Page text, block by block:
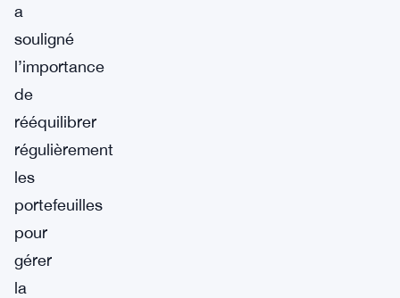
a
souligné
l’importance
de
rééquilibrer
régulièrement
les
portefeuilles
pour
gérer
la